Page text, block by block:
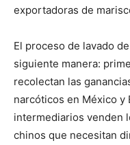
exportadoras de
El proceso de lavado
siguiente manera:
recolectan las
narcóticos en México y
intermediarios venden
chinos que necesitan